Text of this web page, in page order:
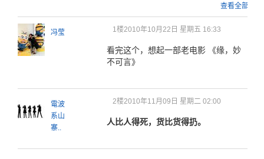
查看全部
冯莹 1楼2010年10月22日 星期五 16:33
看完这个，想起一部老电影 《缘，妙
不可言》
電波
系山
寨..
2楼2010年11月09日 星期二 02:00
人比人得死，货比货得扔。